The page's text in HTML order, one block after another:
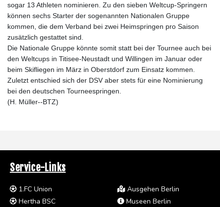
sogar 13 Athleten nominieren. Zu den sieben Weltcup-Springern
können sechs Starter der sogenannten Nationalen Gruppe
kommen, die dem Verband bei zwei Heimspringen pro Saison
zusätzlich gestattet sind.
Die Nationale Gruppe könnte somit statt bei der Tournee auch bei
den Weltcups in Titisee-Neustadt und Willingen im Januar oder
beim Skifliegen im März in Oberstdorf zum Einsatz kommen.
Zuletzt entschied sich der DSV aber stets für eine Nominierung
bei den deutschen Tourneespringen.
(H. Müller--BTZ)
Service-Links
1.FC Union
Hertha BSC
Ausgehen Berlin
Museen Berlin